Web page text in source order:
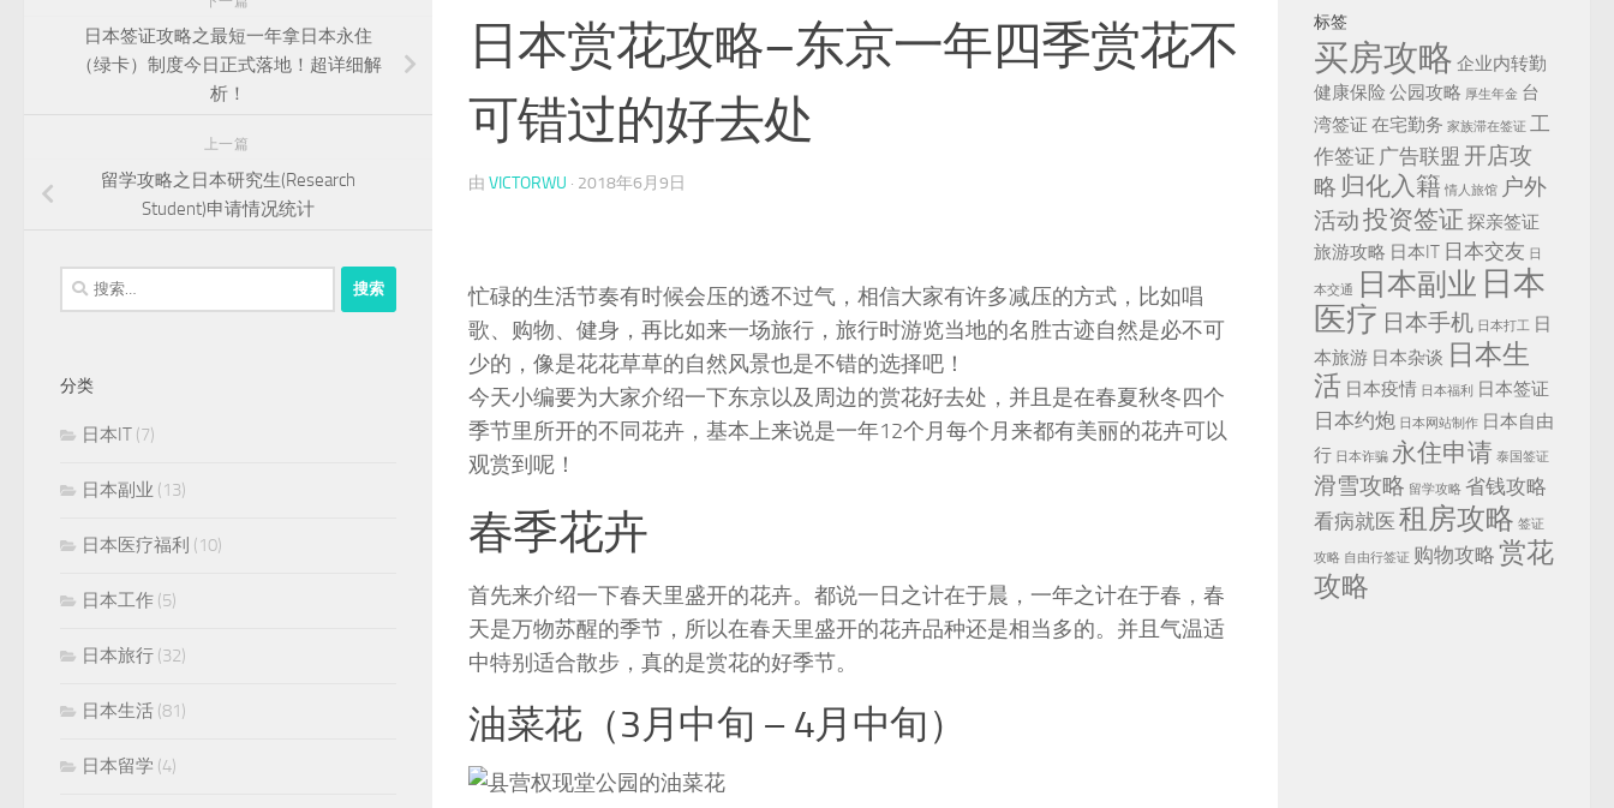
日本赏花攻略–东京一年四季赏花不
可错过的好去处
由 VICTORWU · 2018年6月9日
忙碌的生活节奏有时候会压的透不过气，相信大家有许多减压的方式，比如唱
歌、购物、健身，再比如来一场旅行，旅行时游览当地的名胜古迹自然是必不可
少的，像是花花草草的自然风景也是不错的选择吧！
今天小编要为大家介绍一下东京以及周边的赏花好去处，并且是在春夏秋冬四个
季节里所开的不同花卉，基本上来说是一年12个月每个月来都有美丽的花卉可以
观赏到呢！
春季花卉
首先来介绍一下春天里盛开的花卉。都说一日之计在于晨，一年之计在于春，春
天是万物苏醒的季节，所以在春天里盛开的花卉品种还是相当多的。并且气温适
中特别适合散步，真的是赏花的好季节。
油菜花（3月中旬 – 4月中旬）
日本签证攻略之最短一年拿日本永住
（绿卡）制度今日正式落地！超详细解
析！
上一篇
留学攻略之日本研究生(Research
Student)申请情况统计
搜
索：
分类
日本IT (7)
日本副业 (13)
日本医疗福利 (10)
日本工作 (5)
日本旅行 (32)
日本生活 (81)
日本留学 (4)
标签
买房攻略 企业内转勤
健康保险 公园攻略 厚生年金 台
湾签证 在宅勤务 家族滞在签证 工
作签证 广告联盟 开店攻
略 归化入籍 情人旅馆 户外
活动投资签证 探亲签证
旅游攻略 日本IT 日本交友 日
本交通 日本副业 日本
医疗 日本手机 日本打工 日
本旅游 日本杂谈 日本生
活 日本疫情 日本福利 日本签证
日本约炮 日本网站制作 日本自由
行 日本诈骗 永住申请 泰国签证
滑雪攻略 留学攻略 省钱攻略
看病就医 租房攻略 签证
攻略 自由行签证 购物攻略 赏花
攻略